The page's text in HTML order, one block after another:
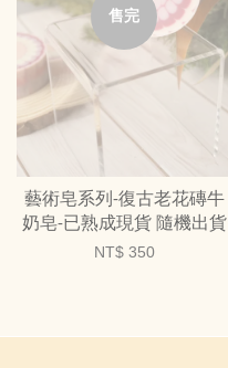
售完
藝術皂系列-復古老花磚牛
奶皂-已熟成現貨 隨機出貨
NT$ 350